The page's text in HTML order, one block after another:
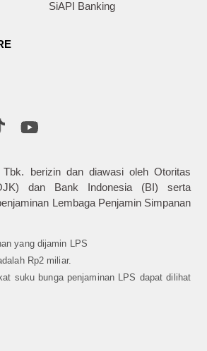
SiAPI Banking
berizin dan diawasi oleh Otoritas
dan Bank Indonesia (BI) serta
Lembaga Penjamin Simpanan
yang dijamin LPS
Rp2 miliar.
suku bunga penjaminan LPS dapat dilihat